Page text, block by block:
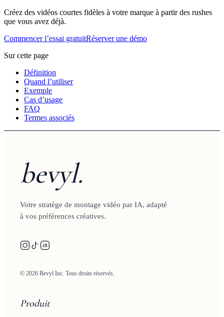
Créez des vidéos courtes fidèles à votre marque à partir des rushes
que vous avez déjà.
Commencer l’essai gratuitRéserver une démo
Sur cette page
Définition
Quand l’utiliser
Exemple
Cas d’usage
FAQ
Termes associés
bevyl.
Votre stratège de montage vidéo par IA, adapté
à vos préférences créatives.
© 2026 Bevyl Inc. Tous droits réservés.
Produit